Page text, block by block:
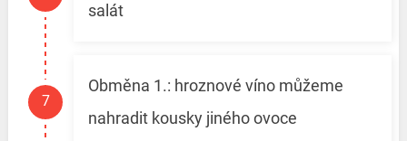
salát
Obměna 1.: hroznové víno můžeme
nahradit kousky jiného ovoce